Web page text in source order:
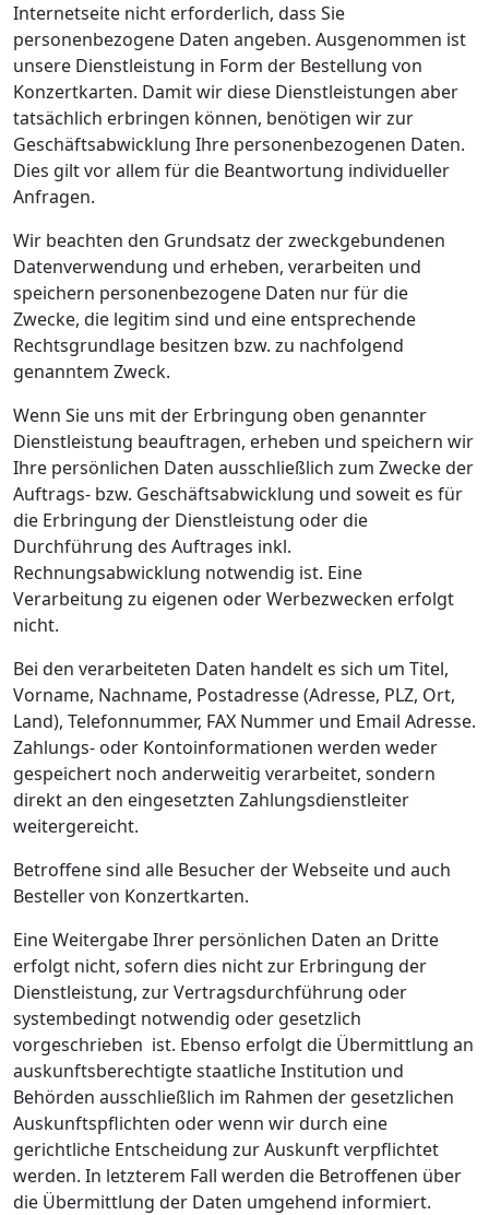
Internetseite nicht erforderlich, dass Sie
personenbezogene Daten angeben. Ausgenommen ist
unsere Dienstleistung in Form der Bestellung von
Konzertkarten. Damit wir diese Dienstleistungen aber
tatsächlich erbringen können, benötigen wir zur
Geschäftsabwicklung Ihre personenbezogenen Daten.
Dies gilt vor allem für die Beantwortung individueller
Anfragen.
Wir beachten den Grundsatz der zweckgebundenen
Datenverwendung und erheben, verarbeiten und
speichern personenbezogene Daten nur für die
Zwecke, die legitim sind und eine entsprechende
Rechtsgrundlage besitzen bzw. zu nachfolgend
genanntem Zweck.
Wenn Sie uns mit der Erbringung oben genannter
Dienstleistung beauftragen, erheben und speichern wir
Ihre persönlichen Daten ausschließlich zum Zwecke der
Auftrags- bzw. Geschäftsabwicklung und soweit es für
die Erbringung der Dienstleistung oder die
Durchführung des Auftrages inkl.
Rechnungsabwicklung notwendig ist. Eine
Verarbeitung zu eigenen oder Werbezwecken erfolgt
nicht.
Bei den verarbeiteten Daten handelt es sich um Titel,
Vorname, Nachname, Postadresse (Adresse, PLZ, Ort,
Land), Telefonnummer, FAX Nummer und Email Adresse.
Zahlungs- oder Kontoinformationen werden weder
gespeichert noch anderweitig verarbeitet, sondern
direkt an den eingesetzten Zahlungsdienstleiter
weitergereicht.
Betroffene sind alle Besucher der Webseite und auch
Besteller von Konzertkarten.
Eine Weitergabe Ihrer persönlichen Daten an Dritte
erfolgt nicht, sofern dies nicht zur Erbringung der
Dienstleistung, zur Vertragsdurchführung oder
systembedingt notwendig oder gesetzlich
vorgeschrieben ist. Ebenso erfolgt die Übermittlung an
auskunftsberechtigte staatliche Institution und
Behörden ausschließlich im Rahmen der gesetzlichen
Auskunftspflichten oder wenn wir durch eine
gerichtliche Entscheidung zur Auskunft verpflichtet
werden. In letzterem Fall werden die Betroffenen über
die Übermittlung der Daten umgehend informiert.